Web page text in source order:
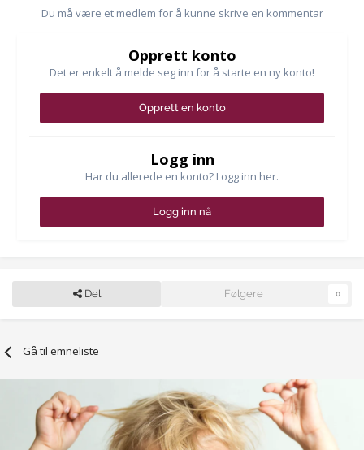
Du må være et medlem for å kunne skrive en kommentar
Opprett konto
Det er enkelt å melde seg inn for å starte en ny konto!
Opprett en konto
Logg inn
Har du allerede en konto? Logg inn her.
Logg inn nå
Del Følgere 0
Gå til emneliste